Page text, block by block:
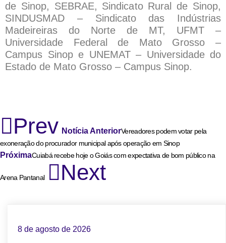
de Sinop, SEBRAE, Sindicato Rural de Sinop,
SINDUSMAD – Sindicato das Indústrias
Madeireiras do Norte de MT, UFMT –
Universidade Federal de Mato Grosso –
Campus Sinop e UNEMAT – Universidade do
Estado de Mato Grosso – Campus Sinop.
Prev Notícia AnteriorVereadores podem votar pela
exoneração do procurador municipal após operação em Sinop
PróximaCuiabá recebe hoje o Goiás com expectativa de bom público na
Arena Pantanal Next
8 de agosto de 2026